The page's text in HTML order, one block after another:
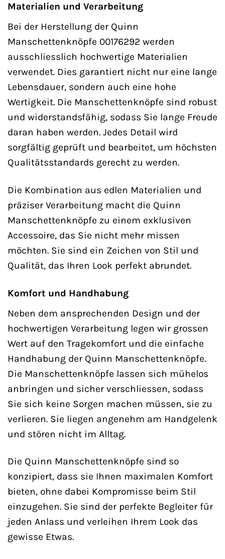
Materialien und Verarbeitung
Bei der Herstellung der Quinn
Manschettenknöpfe 00176292 werden
ausschliesslich hochwertige Materialien
verwendet. Dies garantiert nicht nur eine lange
Lebensdauer, sondern auch eine hohe
Wertigkeit. Die Manschettenknöpfe sind robust
und widerstandsfähig, sodass Sie lange Freude
daran haben werden. Jedes Detail wird
sorgfältig geprüft und bearbeitet, um höchsten
Qualitätsstandards gerecht zu werden.
Die Kombination aus edlen Materialien und
präziser Verarbeitung macht die Quinn
Manschettenknöpfe zu einem exklusiven
Accessoire, das Sie nicht mehr missen
möchten. Sie sind ein Zeichen von Stil und
Qualität, das Ihren Look perfekt abrundet.
Komfort und Handhabung
Neben dem ansprechenden Design und der
hochwertigen Verarbeitung legen wir grossen
Wert auf den Tragekomfort und die einfache
Handhabung der Quinn Manschettenknöpfe.
Die Manschettenknöpfe lassen sich mühelos
anbringen und sicher verschliessen, sodass
Sie sich keine Sorgen machen müssen, sie zu
verlieren. Sie liegen angenehm am Handgelenk
und stören nicht im Alltag.
Die Quinn Manschettenknöpfe sind so
konzipiert, dass sie Ihnen maximalen Komfort
bieten, ohne dabei Kompromisse beim Stil
einzugehen. Sie sind der perfekte Begleiter für
jeden Anlass und verleihen Ihrem Look das
gewisse Etwas.